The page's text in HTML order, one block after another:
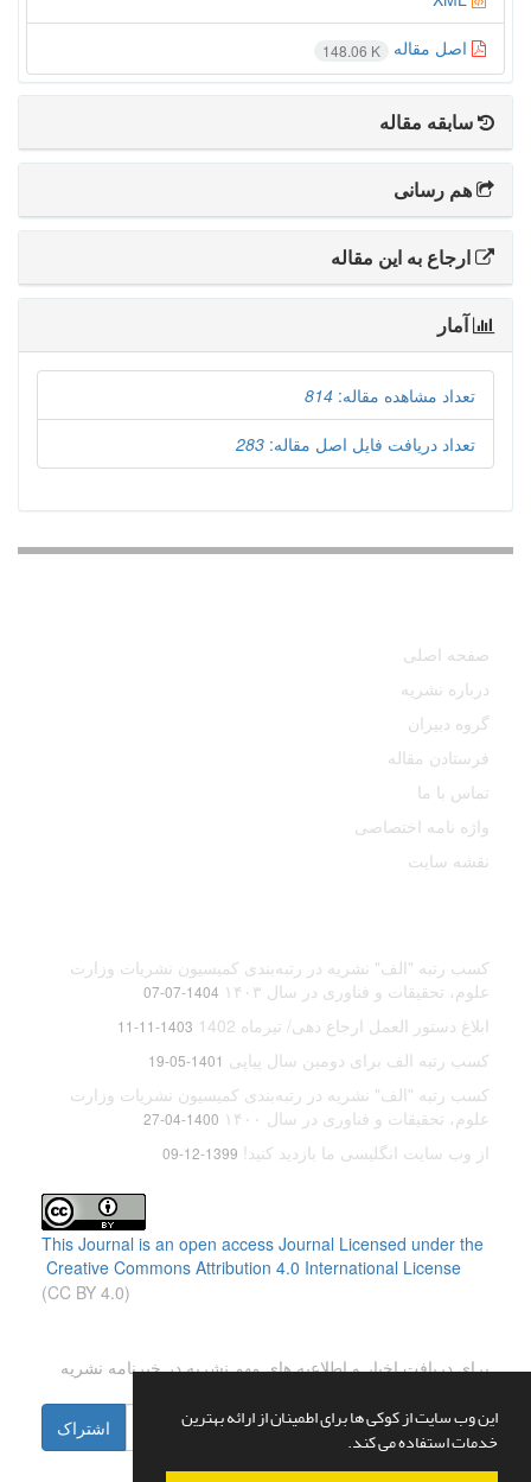
این وب سایت از کوکی ها برای اطمینان از ارائه بهترین
خدمات استفاده می کند.
اصل مقاله 148.06 K
سابقه مقاله
هم رسانی
ارجاع به این مقاله
آمار
تعداد مشاهده مقاله: 814
تعداد دریافت فایل اصل مقاله: 283
صفحه اصلی
درباره نشریه
گروه دبیران
فرستادن مقاله
تماس با ما
واژه نامه اختصاصی
نقشه سایت
کسب رتبه "الف" نشریه در رتبه‌بندی کمیسیون نشریات وزارت
علوم، تحقیقات و فناوری در سال ۱۴۰۳
1404-07-07
ابلاغ دستور العمل ارجاع دهی/ تیرماه 1402 1403-11-11
کسب رتبه الف برای دومین سال پیاپی 1401-05-19
کسب رتبه "الف" نشریه در رتبه‌بندی کمیسیون نشریات وزارت
علوم، تحقیقات و فناوری در سال ۱۴۰۰
1400-04-27
از وب سایت انگلیسی ما بازدید کنید! 1399-12-09
This Journal is an open access Journal Licensed under the
Creative Commons Attribution 4.0 International License
(CC BY 4.0)
برای دریافت اخبار و اطلاعیه های مهم نشریه در خبرنامه نشریه
اشتراک